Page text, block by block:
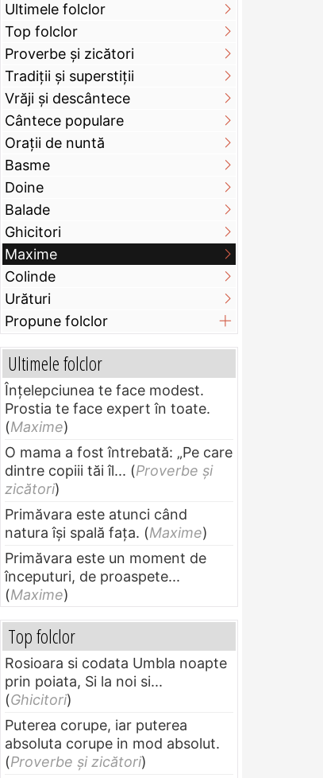
Ultimele folclor
Top folclor
Proverbe și zicători
Tradiții și superstiții
Vrăji și descântece
Cântece populare
Orații de nuntă
Basme
Doine
Balade
Ghicitori
Maxime
Colinde
Urături
Propune folclor
Ultimele folclor
Înțelepciunea te face modest.
Prostia te face expert în toate.
(Maxime)
O mama a fost întrebată: „Pe care
dintre copiii tăi îl... (Proverbe și
zicători)
Primăvara este atunci când
natura își spală fața. (Maxime)
Primăvara este un moment de
începuturi, de proaspete...
(Maxime)
Top folclor
Rosioara si codata Umbla noapte
prin poiata, Si la noi si...
(Ghicitori)
Puterea corupe, iar puterea
absoluta corupe in mod absolut.
(Proverbe și zicători)